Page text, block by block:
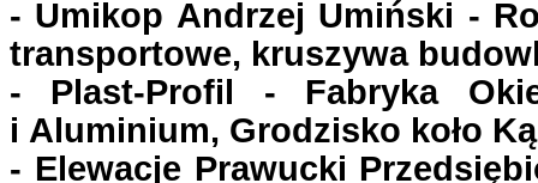
- Umikop Andrzej Umiński -
transportowe, kruszywa
- Plast-Profil - Fabryka
i Aluminium, Grodzisko koło
- Elewacje Prawucki